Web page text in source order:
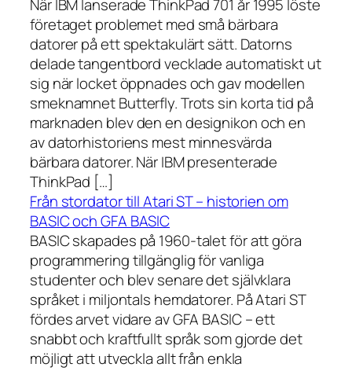
När IBM lanserade ThinkPad 701 år 1995 löste
företaget problemet med små bärbara
datorer på ett spektakulärt sätt. Datorns
delade tangentbord vecklade automatiskt ut
sig när locket öppnades och gav modellen
smeknamnet Butterfly. Trots sin korta tid på
marknaden blev den en designikon och en
av datorhistoriens mest minnesvärda
bärbara datorer. När IBM presenterade
ThinkPad […]
Från stordator till Atari ST – historien om
BASIC och GFA BASIC
BASIC skapades på 1960-talet för att göra
programmering tillgänglig för vanliga
studenter och blev senare det självklara
språket i miljontals hemdatorer. På Atari ST
fördes arvet vidare av GFA BASIC – ett
snabbt och kraftfullt språk som gjorde det
möjligt att utveckla allt från enkla